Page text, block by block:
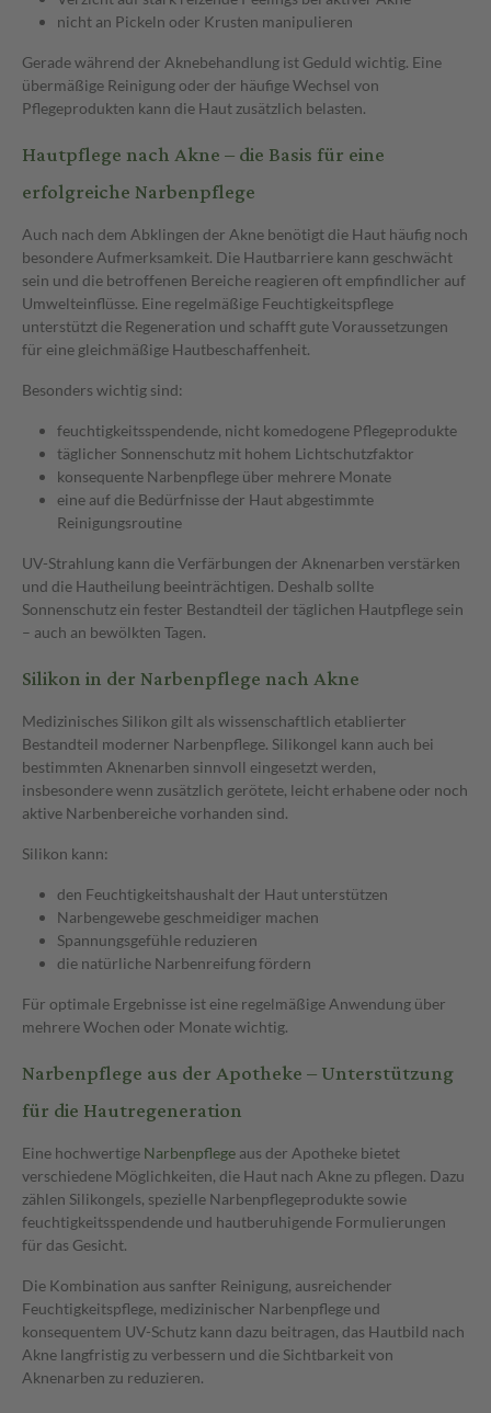
nicht an Pickeln oder Krusten manipulieren
Gerade während der Aknebehandlung ist Geduld wichtig. Eine
übermäßige Reinigung oder der häufige Wechsel von
Pflegeprodukten kann die Haut zusätzlich belasten.
Hautpflege nach Akne – die Basis für eine
erfolgreiche Narbenpflege
Auch nach dem Abklingen der Akne benötigt die Haut häufig noch
besondere Aufmerksamkeit. Die Hautbarriere kann geschwächt
sein und die betroffenen Bereiche reagieren oft empfindlicher auf
Umwelteinflüsse. Eine regelmäßige Feuchtigkeitspflege
unterstützt die Regeneration und schafft gute Voraussetzungen
für eine gleichmäßige Hautbeschaffenheit.
Besonders wichtig sind:
feuchtigkeitsspendende, nicht komedogene Pflegeprodukte
täglicher Sonnenschutz mit hohem Lichtschutzfaktor
konsequente Narbenpflege über mehrere Monate
eine auf die Bedürfnisse der Haut abgestimmte
Reinigungsroutine
UV-Strahlung kann die Verfärbungen der Aknenarben verstärken
und die Hautheilung beeinträchtigen. Deshalb sollte
Sonnenschutz ein fester Bestandteil der täglichen Hautpflege sein
– auch an bewölkten Tagen.
Silikon in der Narbenpflege nach Akne
Medizinisches Silikon gilt als wissenschaftlich etablierter
Bestandteil moderner Narbenpflege. Silikongel kann auch bei
bestimmten Aknenarben sinnvoll eingesetzt werden,
insbesondere wenn zusätzlich gerötete, leicht erhabene oder noch
aktive Narbenbereiche vorhanden sind.
Silikon kann:
den Feuchtigkeitshaushalt der Haut unterstützen
Narbengewebe geschmeidiger machen
Spannungsgefühle reduzieren
die natürliche Narbenreifung fördern
Für optimale Ergebnisse ist eine regelmäßige Anwendung über
mehrere Wochen oder Monate wichtig.
Narbenpflege aus der Apotheke – Unterstützung
für die Hautregeneration
Eine hochwertige Narbenpflege aus der Apotheke bietet
verschiedene Möglichkeiten, die Haut nach Akne zu pflegen. Dazu
zählen Silikongels, spezielle Narbenpflegeprodukte sowie
feuchtigkeitsspendende und hautberuhigende Formulierungen
für das Gesicht.
Die Kombination aus sanfter Reinigung, ausreichender
Feuchtigkeitspflege, medizinischer Narbenpflege und
konsequentem UV-Schutz kann dazu beitragen, das Hautbild nach
Akne langfristig zu verbessern und die Sichtbarkeit von
Aknenarben zu reduzieren.